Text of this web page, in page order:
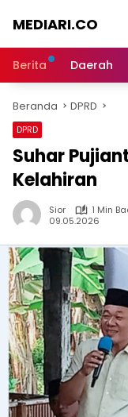
MEDIARI.CO
Berita Daerah
Beranda DPRD
DPRD
Suhar
Kelahiran
Sior
1 Min
09.05.2026